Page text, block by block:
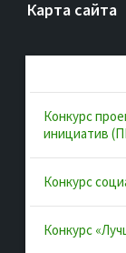
Карта сайта
Об ассоциации
Документы
Муниципальные
Конкурсы и
Контакты
Конкурс
инициатив
Конкурс
Конкурс